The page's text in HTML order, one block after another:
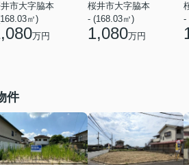
市大字脇本
㎡)
万円
桜井市大字脇本
- (168.03㎡)
1,080万円
-
件